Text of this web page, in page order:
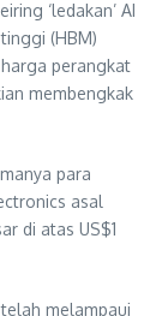
‘ledakan’ AI
(HBM)
perangkat
membengkak
para
asal
di atas US$1
melampaui